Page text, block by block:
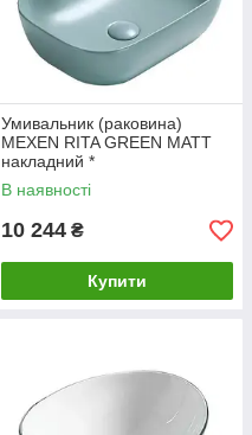
Умивальник (раковина)
MEXEN RITA GREEN MATT
накладний *
В наявності
10 244 ₴
Купити